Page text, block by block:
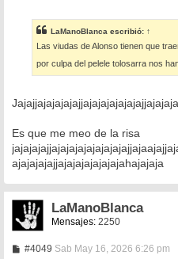
a
j
LaManoBlanca escribió: ↑
Las viudas de Alonso tienen que
por culpa del pelele tolosarra nos
Jajajjajajajajajjajajajajajajajjajajaja
Es que me meo de la risa
ajajajajajjajajajajajajajahajajaja
LaManoBlanca
Mensajes: 2250
#4049MSab May 16, 2026 6:26 pm